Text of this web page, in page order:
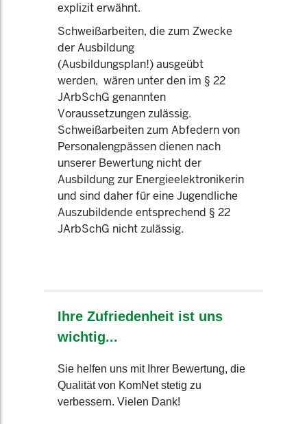
explizit erwähnt.
Schweißarbeiten, die zum Zwecke
der Ausbildung
(Ausbildungsplan!) ausgeübt
werden, wären unter den im § 22
JArbSchG genannten
Voraussetzungen zulässig.
Schweißarbeiten zum Abfedern von
Personalengpässen dienen nach
unserer Bewertung nicht der
Ausbildung zur Energieelektronikerin
und sind daher für eine Jugendliche
Auszubildende entsprechend § 22
JArbSchG nicht zulässig.